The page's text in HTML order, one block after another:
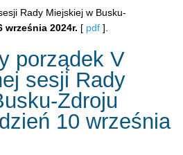
Rady Miejskiej w Busku-
września 2024r. [ pdf ].
porządek V
sesji Rady
Zdroju
10 września